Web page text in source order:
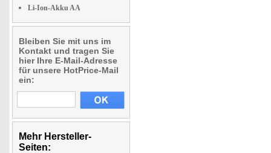
Li-Ion-Akku AA
Bleiben Sie mit uns im
Kontakt und tragen Sie
hier Ihre E-Mail-Adresse
für unsere HotPrice-Mail
ein:
Mehr Hersteller-
Seiten: